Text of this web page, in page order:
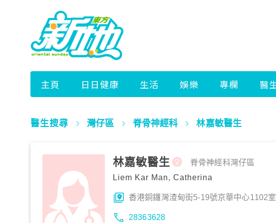
醫生搜尋 灣仔區 脊骨神經科 林嘉敏醫生
林嘉敏醫生
Liem Kar Man, Catherina
脊骨神經科灣仔區
香港銅鑼灣渣甸街5-19號京華中心1102室
28363628